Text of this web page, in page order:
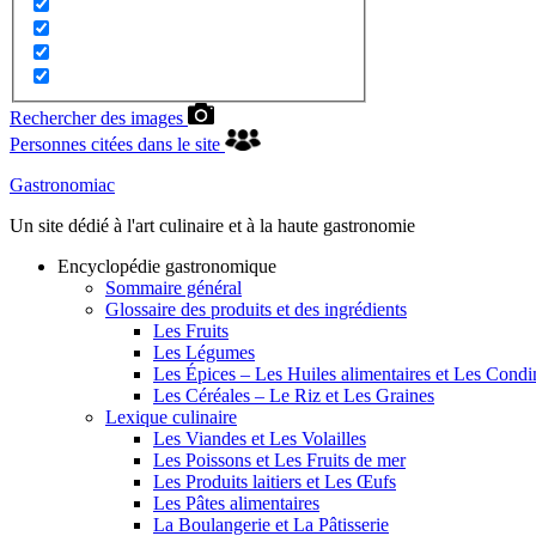
Rechercher des images
Personnes citées dans le site
Gastronomiac
Un site dédié à l'art culinaire et à la haute gastronomie
Encyclopédie gastronomique
Sommaire général
Glossaire des produits et des ingrédients
Les Fruits
Les Légumes
Les Épices – Les Huiles alimentaires et Les
Les Céréales – Le Riz et Les Graines
Lexique culinaire
Les Viandes et Les Volailles
Les Poissons et Les Fruits de mer
Les Produits laitiers et Les Œufs
Les Pâtes alimentaires
La Boulangerie et La Pâtisserie